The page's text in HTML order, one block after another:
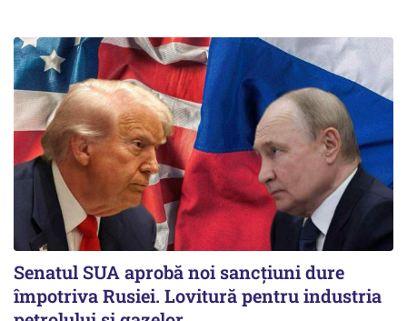
Senatul SUA aprobă noi sancțiuni dure
împotriva Rusiei. Lovitură pentru industria